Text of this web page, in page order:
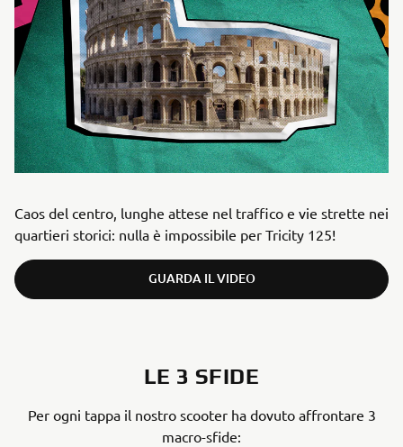
Caos del centro, lunghe attese nel traffico e vie strette nei
quartieri storici: nulla è impossibile per Tricity 125!
GUARDA IL VIDEO
LE 3 SFIDE
Per ogni tappa il nostro scooter ha dovuto affrontare 3
macro-sfide: